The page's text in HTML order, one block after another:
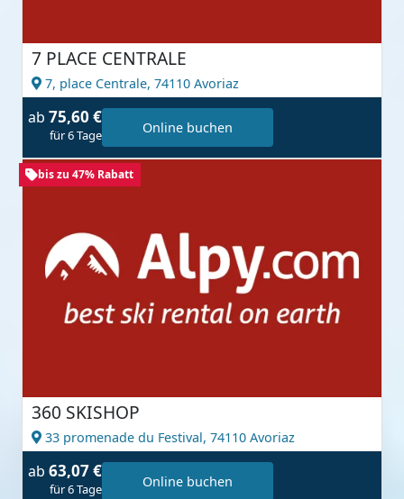
7 PLACE CENTRALE
7, place Centrale, 74110 Avoriaz
ab 75,60 €
für 6 Tage Online buchen
bis zu 47% Rabatt
360 SKISHOP
33 promenade du Festival, 74110 Avoriaz
ab 63,07 €
für 6 Tage Online buchen